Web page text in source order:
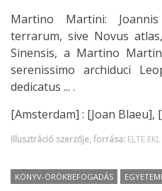
Martino Martini:
terrarum, sive Novus
Sinensis, a Martino
serenissimo archiduci
dedicatus ... .
[Amsterdam] : [Joan Blaeu],
Illusztráció szerzője, forrása: ELTE EKL
KÖNYV-ÖRÖKBEFOGADÁS